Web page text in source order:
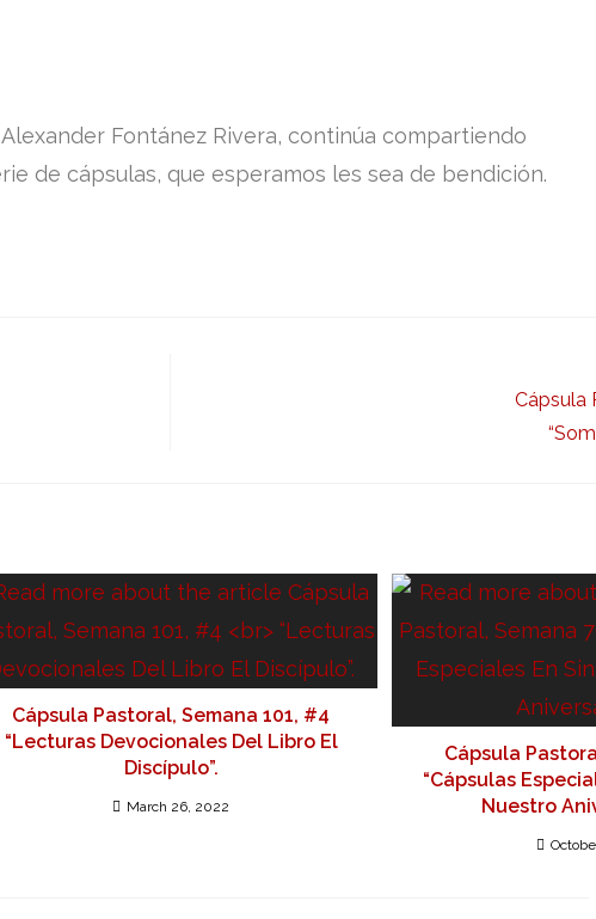
Fontánez Rivera, continúa compartiendo
de cápsulas, que esperamos les sea de bendición.
Cápsula
Cápsula Pastoral, Semana 101, #4
“Lecturas Devocionales Del Libro El
Discípulo”.
March 26, 2022
Cápsula
“Cápsulas
Nuestro